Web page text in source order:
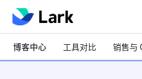
博客中心 工具对比 销售与